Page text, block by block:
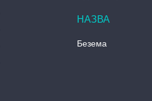
Безема